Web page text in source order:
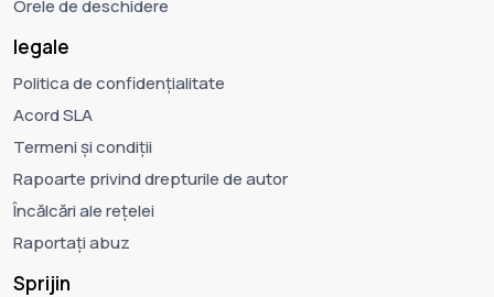
Orele de deschidere
legale
Politica de confidențialitate
Acord SLA
Termeni și condiții
Rapoarte privind drepturile de autor
Încălcări ale rețelei
Raportați abuz
Sprijin